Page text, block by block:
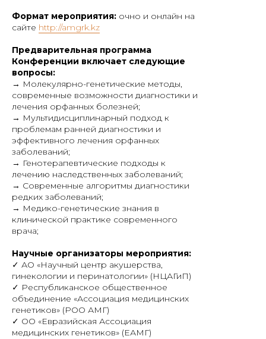
Формат мероприятия: очно и онлайн на
сайте http://amgrk.kz
Предварительная программа
Конференции включает следующие
вопросы:
→ Молекулярно-генетические методы,
современные возможности диагностики и
лечения орфанных болезней;
→ Мультидисциплинарный подход к
проблемам ранней диагностики и
эффективного лечения орфанных
заболеваний;
→ Генотерапевтические подходы к
лечению наследственных заболеваний;
→ Современные алгоритмы диагностики
редких заболеваний;
→ Медико-генетические знания в
клинической практике современного
врача;
Научные организаторы мероприятия:
✓ АО «Научный центр акушерства,
гинекологии и перинатологии» (НЦАГиП)
✓ Республиканское общественное
объединение «Ассоциация медицинских
генетиков» (РОО АМГ)
✓ ОО «Евразийская Ассоциация
медицинских генетиков» (ЕАМГ)